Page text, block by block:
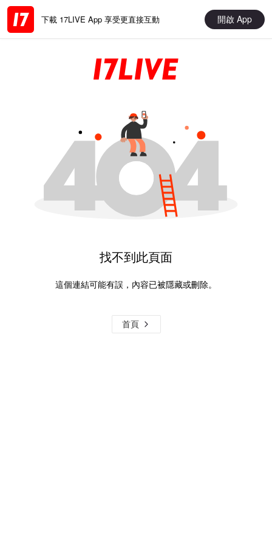
下載 17LIVE App 享受更直接互動 開啟 App
找不到此頁面
這個連結可能有誤，內容已被隱藏或刪除。
首頁